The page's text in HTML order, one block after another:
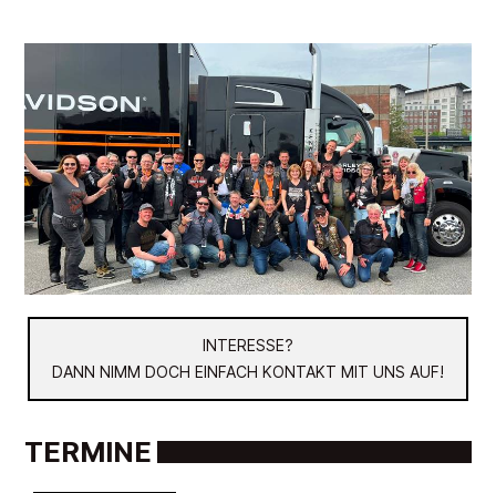
INTERESSE?
DANN NIMM DOCH EINFACH KONTAKT MIT UNS AUF!
TERMINE